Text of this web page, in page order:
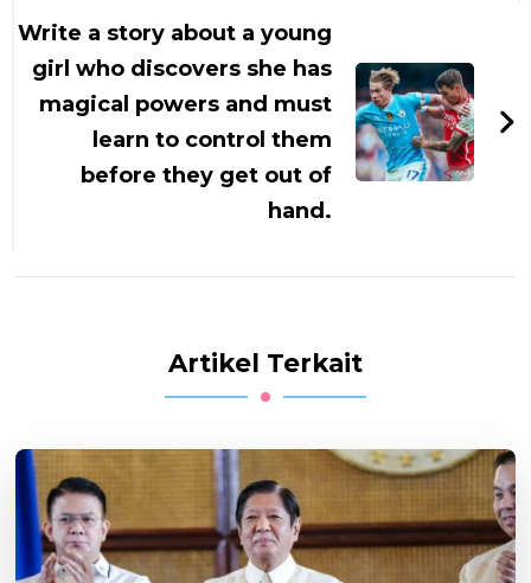
Write a story about a young
girl who discovers she has
magical powers and must
learn to control them
before they get out of
hand.
Artikel Terkait